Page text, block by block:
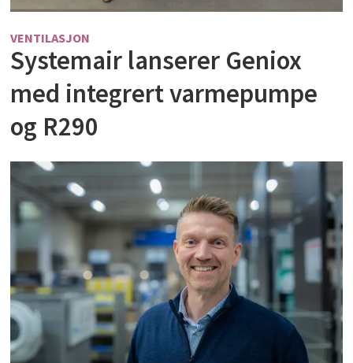
VENTILASJON
Systemair lanserer Geniox
med integrert varmepumpe
og R290